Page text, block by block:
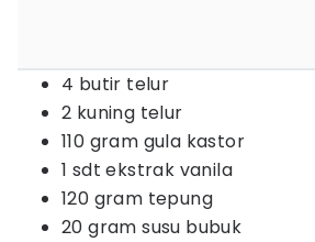
4 butir telur
2 kuning telur
110 gram gula kastor
1 sdt ekstrak vanila
120 gram tepung
20 gram susu bubuk